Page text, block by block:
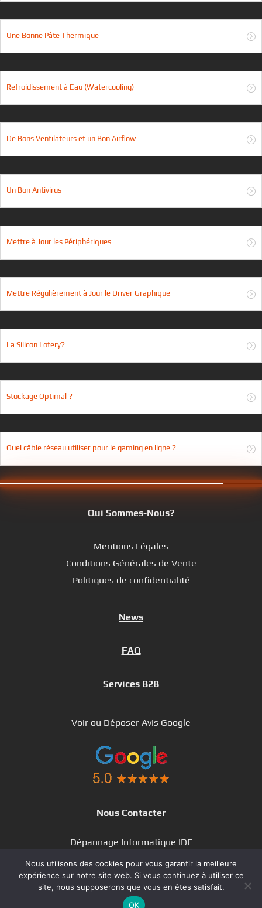
Une Bonne Pâte Thermique
Refroidissement à Eau (Watercooling)
De Bons Ventilateurs et un Bon Airflow
Un Bon Antivirus
Mettre à Jour les Périphériques
Mettre Régulièrement à Jour le Driver Graphique
La Silicon Lotery?
Stockage Optimal ?
Quel câble réseau utiliser pour le gaming en ligne ?
Qui Sommes-Nous?
Mentions Légales
Conditions Générales de Vente
Politiques de confidentialité
News
FAQ
Services B2B
Voir ou Déposer Avis Google
Nous Contacter
Dépannage Informatique IDF
Dépannage à Distance
SAV
Nous utilisons des cookies pour vous garantir la meilleure
expérience sur notre site web. Si vous continuez à utiliser ce
site, nous supposerons que vous en êtes satisfait.
OK